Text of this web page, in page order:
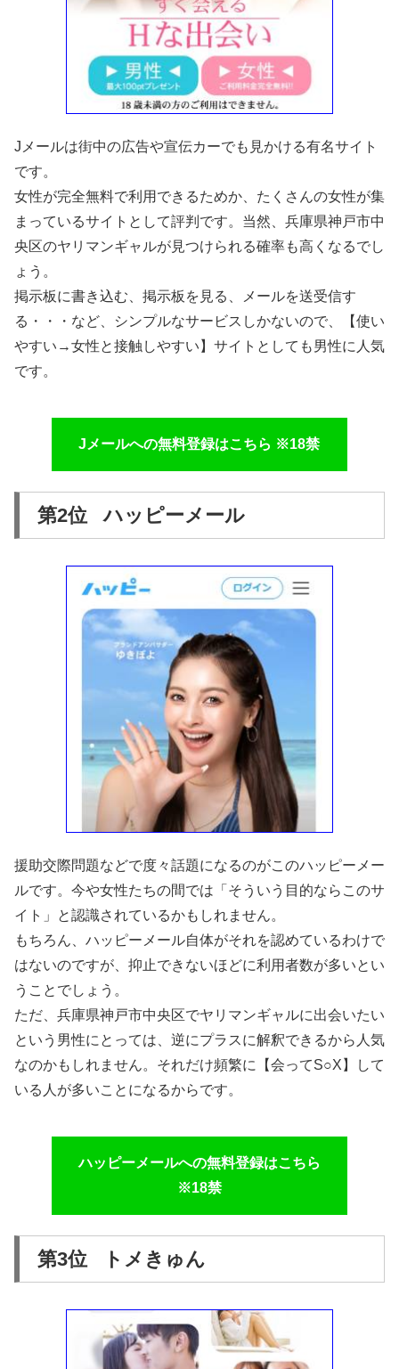
Jメールは街中の広告や宣伝カーでも見かける有名サイト
です。
女性が完全無料で利用できるためか、たくさんの女性が集
まっているサイトとして評判です。当然、兵庫県神戸市中
央区のヤリマンギャルが見つけられる確率も高くなるでし
ょう。
掲示板に書き込む、掲示板を見る、メールを送受信す
る・・・など、シンプルなサービスしかないので、【使い
やすい→女性と接触しやすい】サイトとしても男性に人気
です。
Jメールへの無料登録はこちら ※18禁
第2位 ハッピーメール
援助交際問題などで度々話題になるのがこのハッピーメー
ルです。今や女性たちの間では「そういう目的ならこのサ
イト」と認識されているかもしれません。
もちろん、ハッピーメール自体がそれを認めているわけで
はないのですが、抑止できないほどに利用者数が多いとい
うことでしょう。
ただ、兵庫県神戸市中央区でヤリマンギャルに出会いたい
という男性にとっては、逆にプラスに解釈できるから人気
なのかもしれません。それだけ頻繁に【会ってS○X】して
いる人が多いことになるからです。
ハッピーメールへの無料登録はこちら
※18禁
第3位 トメきゅん